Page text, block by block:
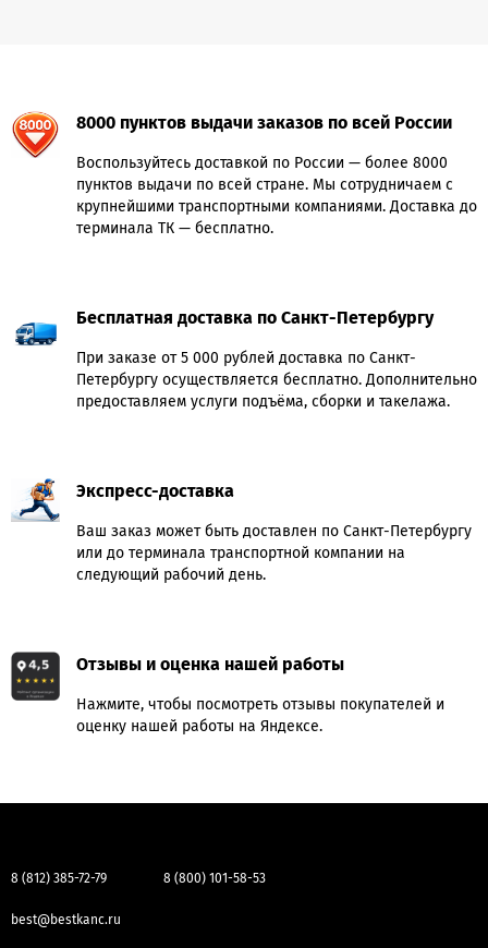
8000 пунктов выдачи заказов по всей России
Воспользуйтесь доставкой по России — более 8000
пунктов выдачи по всей стране. Мы сотрудничаем с
крупнейшими транспортными компаниями. Доставка до
терминала ТК — бесплатно.
Бесплатная доставка по Санкт-Петербургу
При заказе от 5 000 рублей доставка по Санкт-
Петербургу осуществляется бесплатно. Дополнительно
предоставляем услуги подъёма, сборки и такелажа.
Экспресс-доставка
Ваш заказ может быть доставлен по Санкт-Петербургу
или до терминала транспортной компании на
следующий рабочий день.
Отзывы и оценка нашей работы
Нажмите, чтобы посмотреть отзывы покупателей и
оценку нашей работы на Яндексе.
8 (812) 385-72-79 8 (800) 101-58-53
best@bestkanc.ru